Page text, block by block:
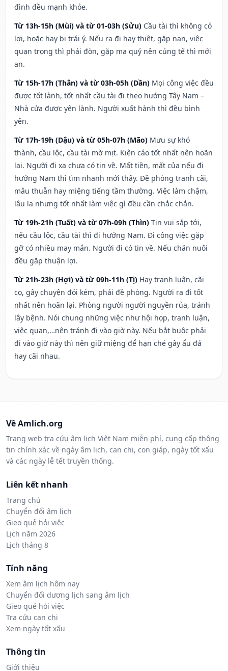
đình đều mạnh khỏe.
Từ 13h-15h (Mùi) và từ 01-03h (Sửu) Cầu tài thì không có
lợi, hoặc hay bị trái ý. Nếu ra đi hay thiệt, gặp nạn, việc
quan trọng thì phải đòn, gặp ma quỷ nên cúng tế thì mới
an.
Từ 15h-17h (Thân) và từ 03h-05h (Dần) Mọi công việc đều
được tốt lành, tốt nhất cầu tài đi theo hướng Tây Nam –
Nhà cửa được yên lành. Người xuất hành thì đều bình
yên.
Từ 17h-19h (Dậu) và từ 05h-07h (Mão) Mưu sự khó
thành, cầu lộc, cầu tài mờ mịt. Kiện cáo tốt nhất nên hoãn
lại. Người đi xa chưa có tin về. Mất tiền, mất của nếu đi
hướng Nam thì tìm nhanh mới thấy. Đề phòng tranh cãi,
mâu thuẫn hay miệng tiếng tầm thường. Việc làm chậm,
lâu la nhưng tốt nhất làm việc gì đều cần chắc chắn.
Từ 19h-21h (Tuất) và từ 07h-09h (Thìn) Tin vui sắp tới,
nếu cầu lộc, cầu tài thì đi hướng Nam. Đi công việc gặp
gỡ có nhiều may mắn. Người đi có tin về. Nếu chăn nuôi
đều gặp thuận lợi.
Từ 21h-23h (Hợi) và từ 09h-11h (Tị) Hay tranh luận, cãi
cọ, gây chuyện đói kém, phải đề phòng. Người ra đi tốt
nhất nên hoãn lại. Phòng người người nguyền rủa, tránh
lây bệnh. Nói chung những việc như hội họp, tranh luận,
việc quan,…nên tránh đi vào giờ này. Nếu bắt buộc phải
đi vào giờ này thì nên giữ miệng để hạn ché gây ẩu đả
hay cãi nhau.
Về Amlich.org
Trang web tra cứu âm lịch Việt Nam miễn phí, cung cấp thông
tin chính xác về ngày âm lịch, can chi, con giáp, ngày tốt xấu
và các ngày lễ tết truyền thống.
Liên kết nhanh
Trang chủ
Chuyển đổi âm lịch
Gieo quẻ hỏi việc
Lịch năm 2026
Lịch tháng 8
Tính năng
Xem âm lịch hôm nay
Chuyển đổi dương lịch sang âm lịch
Gieo quẻ hỏi việc
Tra cứu can chi
Xem ngày tốt xấu
Thông tin
Giới thiệu